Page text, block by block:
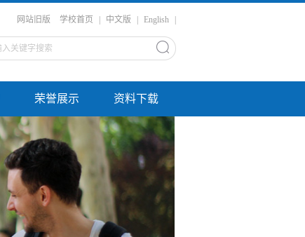
网站旧版 学校首页 中文版 English
荣誉展示 资料下载